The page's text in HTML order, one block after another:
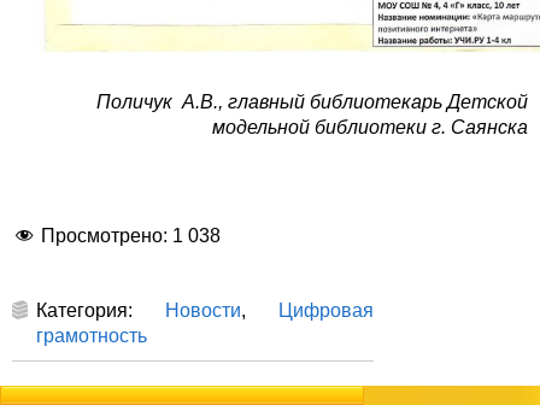
Поличук А.В., главный библиотекарь Детской
модельной библиотеки г. Саянска
Просмотрено: 1 038
Категория: Новости,
Цифровая
грамотность